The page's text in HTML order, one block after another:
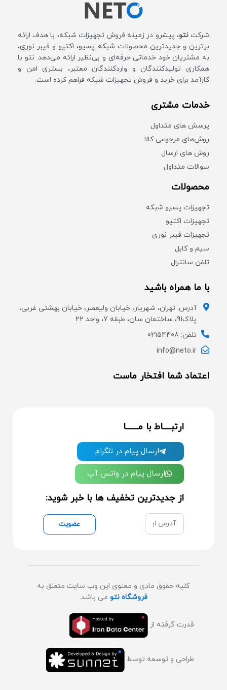
شرکتنتو، پیشرو در زمینه فروش تجهیزات شبکه، با هدف ارائه
برترین و جدیدترین محصولات شبکه پسیو، اکتیو و فیبر نوری،
به مشتریان خود خدماتی حرفه‌ای و بی‌نظیر ارائه می‌دهد. نتو با
همکاری تولیدکنندگان و واردکنندگان معتبر، بستری امن و
کارآمد برای خرید و فروش تجهیزات شبکه فراهم کرده است.
خدمات مشتری
پرسش های متداول
روش‌های مرجوعی کالا
روش های ارسال
سوالات متداول
محصولات
تجهیزات پسیو شبکه
تجهیزات اکتیو
تجهیزات فیبر نوری
سیم و کابل
تلفن سانترال
با ما همراه باشید
آدرس: تهران، شهریار، خیابان ولیعصر، خیابان بهشتی غربی،
پلاک91، ساختمان سان، طبقه 7، واحد 22
تلفن: 02154408
info@neto.ir
اعتماد شما افتخار ماست
ارتبــــاط با مــــــا
ارسال پیام در تلگرام
ارسال پیام در واتس آپ
از جدیدترین تخفیف ها با خبر شوید:
عضویت
کلیه حقوق مادی و معنوی این وب سایت متعلق به
فروشگاه نتو می باشد.
قدرت گرفته از
طراحی و توسعه توسط